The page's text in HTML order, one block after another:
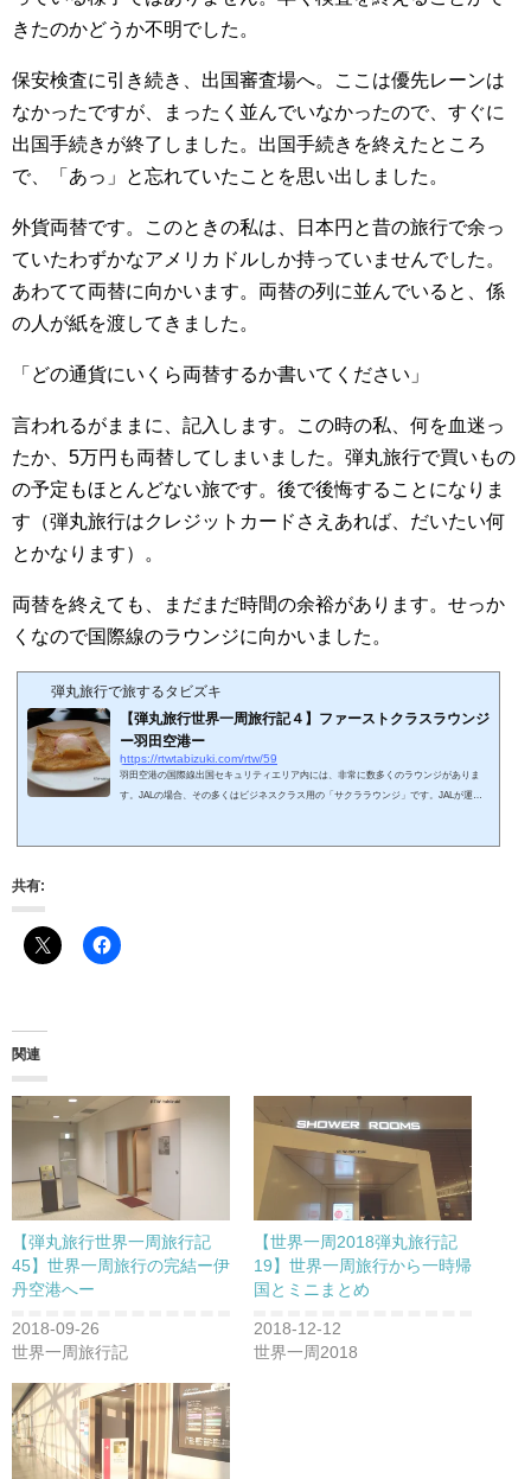
きたのかどうか不明でした。
保安検査に引き続き、出国審査場へ。ここは優先レーンは
なかったですが、まったく並んでいなかったので、すぐに
出国手続きが終了しました。出国手続きを終えたところ
で、「あっ」と忘れていたことを思い出しました。
外貨両替です。このときの私は、日本円と昔の旅行で余っ
ていたわずかなアメリカドルしか持っていませんでした。
あわてて両替に向かいます。両替の列に並んでいると、係
の人が紙を渡してきました。
「どの通貨にいくら両替するか書いてください」
言われるがままに、記入します。この時の私、何を血迷っ
たか、5万円も両替してしまいました。弾丸旅行で買いもの
の予定もほとんどない旅です。後で後悔することになりま
す（弾丸旅行はクレジットカードさえあれば、だいたい何
とかなります）。
両替を終えても、まだまだ時間の余裕があります。せっか
くなので国際線のラウンジに向かいました。
弾丸旅行で旅するタビズキ
【弾丸旅行世界一周旅行記４】ファーストクラスラウンジ
ー羽田空港ー
https://rtwtabizuki.com/rtw/59
羽田空港の国際線出国セキュリティエリア内には、非常に数多くのラウンジがありま
す。JALの場合、その多くはビジネスクラス用の「サクララウンジ」です。JALが運営
共有:
関連
【弾丸旅行世界一周旅行記
45】世界一周旅行の完結ー伊
丹空港へー
2018-09-26
世界一周旅行記
【世界一周2018弾丸旅行記
19】世界一周旅行から一時帰
国とミニまとめ
2018-12-12
世界一周2018